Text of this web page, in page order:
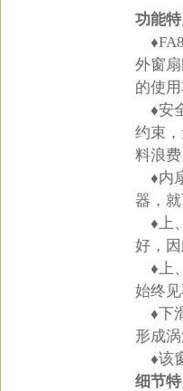
功能
外窗
的使
♦安
约束
料浪
♦内
器，
♦上
好，
♦上
始终
♦下
形成
♦该
细节